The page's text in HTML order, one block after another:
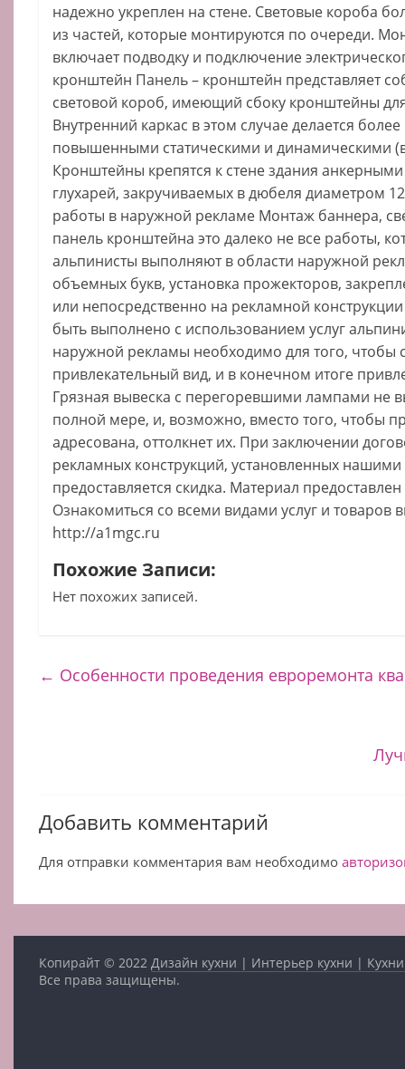
надежно укреплен на стене. Световые короба
из частей, которые монтируются по очереди.
включает подводку и подключение
кронштейн Панель – кронштейн представляет
световой короб, имеющий сбоку кронштейны
Внутренний каркас в этом случае делается
повышенными статическими и динамическими
Кронштейны крепятся к стене здания
глухарей, закручиваемых в дюбеля диаметром
работы в наружной рекламе Монтаж баннера,
панель кронштейна это далеко не все работы,
альпинисты выполняют в области наружной
объемных букв, установка прожекторов,
или непосредственно на рекламной
быть выполнено с использованием услуг
наружной рекламы необходимо для того, чтобы
привлекательный вид, и в конечном итоге
Грязная вывеска с перегоревшими лампами не
полной мере, и, возможно, вместо того, чтобы
адресована, оттолкнет их. При заключении
рекламных конструкций, установленных нашими
предоставляется скидка. Материал
Ознакомиться со всеми видами услуг и
http://a1mgc.ru
Похожие Записи:
Нет похожих записей.
← Особенности проведения евроремонта
Добавить комментарий
Для отправки комментария вам необходимо
Копирайт © 2022Дизайн кухни | Интерьер кухни |
Все права защищены.